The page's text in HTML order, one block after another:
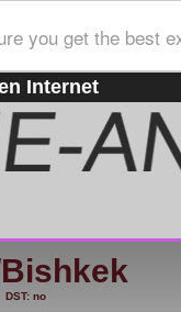
you get the best
Internet
DST: no